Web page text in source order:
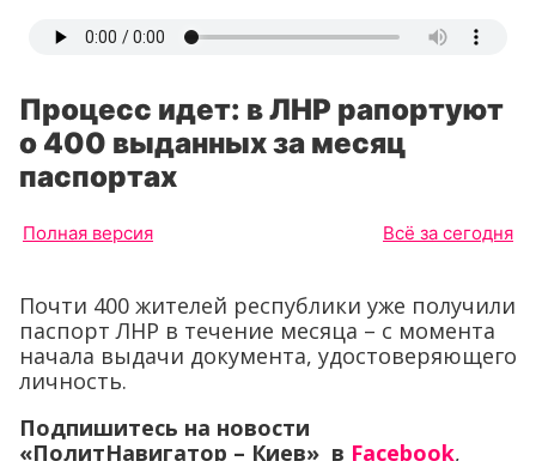
Процесс идет: в ЛНР рапортуют
о 400 выданных за месяц
паспортах
Полная версия Всё за сегодня
Почти 400 жителей республики уже получили
паспорт ЛНР в течение месяца – с момента
начала выдачи документа, удостоверяющего
личность.
Подпишитесь на новости
«ПолитНавигатор – Киев» в Facebook,